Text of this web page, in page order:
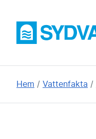
huvudinnehållet
Sydvatten
Du
Hem Vattenfakta